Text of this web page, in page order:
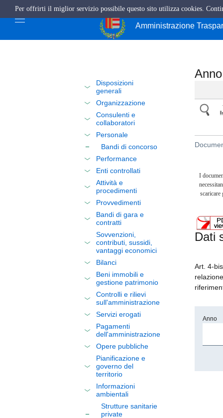
Città di Cava
Amministrazione
Disposizioni
generali
Organizzazione
Consulenti e
collaboratori
Personale
Bandi di concorso
Performance
Enti controllati
Attività e
procedimenti
Provvedimenti
Bandi di gara e
contratti
Sovvenzioni,
contributi, sussidi,
vantaggi economici
Bilanci
Beni immobili e
gestione patrimonio
Controlli e rilievi
sull'amministrazione
Servizi erogati
Pagamenti
dell'amministrazione
Opere pubbliche
Pianificazione e
governo del
territorio
Informazioni
ambientali
Strutture sanitarie
private
I
scaricare
Dati
Art. 4-
Anno
Per offrirti il miglior servizio possibile questo sito utilizza cookies.